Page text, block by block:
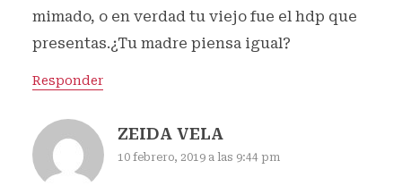
mimado, o en verdad tu viejo fue el hdp que
presentas.¿Tu madre piensa igual?
Responder
ZEIDA VELA
10 febrero, 2019 a las 9:44 pm